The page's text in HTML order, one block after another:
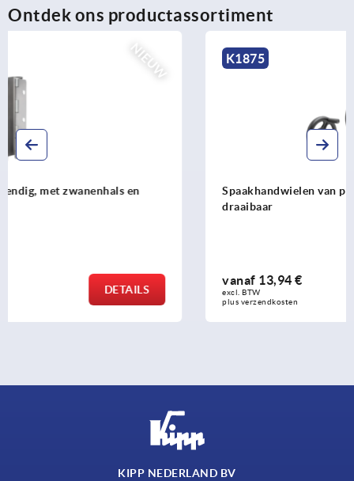
Ontdek ons productassortiment
Spaakhandwielen van plaatstaal, met cilindergreep
13,94 €
plus verzendkosten
DETAILS
KIPP NEDERLAND BV